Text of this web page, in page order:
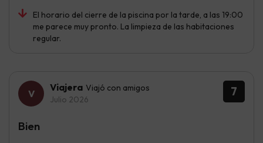
El horario del cierre de la piscina por la tarde, a las 19:00
me parece muy pronto. La limpieza de las habitaciones
regular.
7
Viajera Viajó con amigos
Julio 2026
Bien